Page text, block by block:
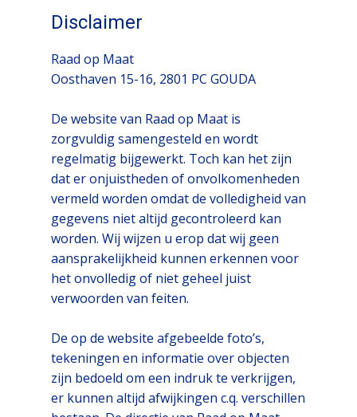
Disclaimer
Raad op Maat
Oosthaven 15-16, 2801 PC GOUDA
De website van Raad op Maat is
zorgvuldig samengesteld en wordt
regelmatig bijgewerkt. Toch kan het zijn
dat er onjuistheden of onvolkomenheden
vermeld worden omdat de volledigheid van
gegevens niet altijd gecontroleerd kan
worden. Wij wijzen u erop dat wij geen
aansprakelijkheid kunnen erkennen voor
het onvolledig of niet geheel juist
verwoorden van feiten.
De op de website afgebeelde foto’s,
tekeningen en informatie over objecten
zijn bedoeld om een indruk te verkrijgen,
er kunnen altijd afwijkingen c.q. verschillen